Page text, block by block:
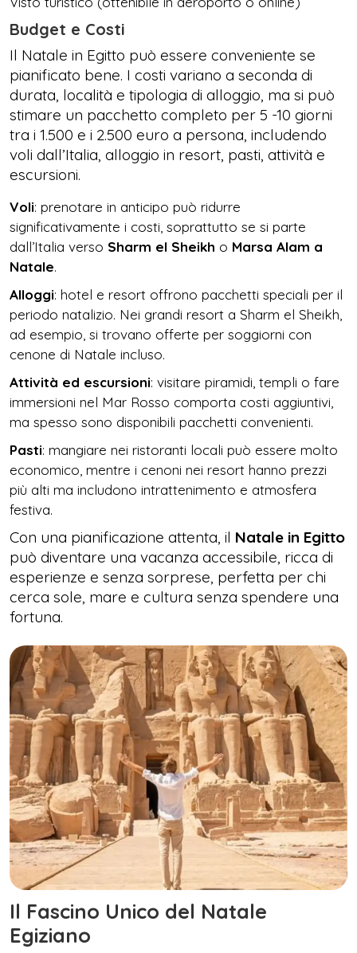
Budget e Costi
Il Natale in Egitto può essere conveniente se
pianificato bene. I costi variano a seconda di
durata, località e tipologia di alloggio, ma si può
stimare un pacchetto completo per 5 -10 giorni
tra i 1.500 e i 2.500 euro a persona, includendo
voli dall’Italia, alloggio in resort, pasti, attività e
escursioni.
Voli: prenotare in anticipo può ridurre
significativamente i costi, soprattutto se si parte
dall’Italia verso Sharm el Sheikh o Marsa Alam a
Natale.
Alloggi: hotel e resort offrono pacchetti speciali per il
periodo natalizio. Nei grandi resort a Sharm el Sheikh,
ad esempio, si trovano offerte per soggiorni con
cenone di Natale incluso.
Attività ed escursioni: visitare piramidi, templi o fare
immersioni nel Mar Rosso comporta costi aggiuntivi,
ma spesso sono disponibili pacchetti convenienti.
Pasti: mangiare nei ristoranti locali può essere molto
economico, mentre i cenoni nei resort hanno prezzi
più alti ma includono intrattenimento e atmosfera
festiva.
Con una pianificazione attenta, il Natale in Egitto
può diventare una vacanza accessibile, ricca di
esperienze e senza sorprese, perfetta per chi
cerca sole, mare e cultura senza spendere una
fortuna.
Il Fascino Unico del Natale
Egiziano